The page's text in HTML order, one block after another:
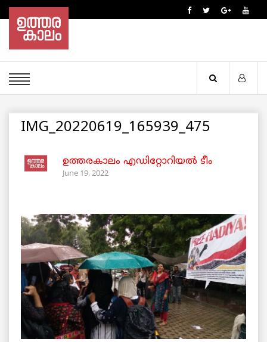
IMG_20220619_165939_475
ഉത്തരകാലം എഡിറ്റോറിയല്‍ ടീം
June 19, 2022